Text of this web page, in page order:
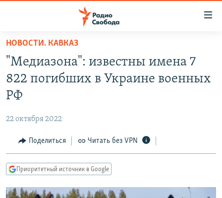
упрощенного
доступа
Вернуться
основному
Вернутся
Вернутся
ПРОГРАММЫ
ПОДКАСТЫ
АВТОРСКИЕ ПРОЕКТЫ
МНЕНИЯ
КУЛЬТУРА
КАВКАЗ.РЕАЛИИ
СЕВЕР.РЕАЛИИ
НОВОСТИ. КАВКАЗ
"Медиазона": известны имена 7
822 погибших в Украине военных
РФ
22 октября 2022
Поделиться Читать без VPN
Приоритетный источник в Google